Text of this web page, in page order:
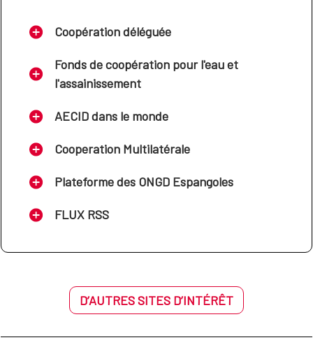
Coopération déléguée
Fonds de coopération pour l'eau et
l'assainissement
AECID dans le monde
Cooperation Multilatérale
Plateforme des ONGD Espangoles
FLUX RSS
D’AUTRES SITES D’INTÉRÊT